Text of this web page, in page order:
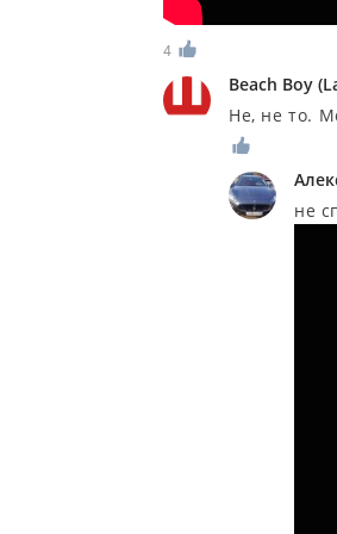
4
Beach Boy (
Не, не то.
не